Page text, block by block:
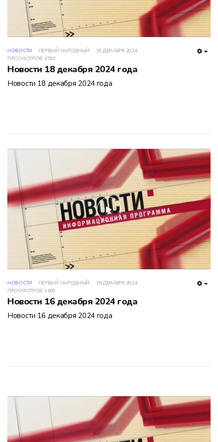
НОВОСТИ ПЕРВЫЙ НАРОДНЫЙ
18 ДЕКАБРЯ 2024
ПРОСМОТРОВ: 1593
Новости 18 декабря 2024 года
Новости 18 декабря 2024 года
play
НОВОСТИ ПЕРВЫЙ НАРОДНЫЙ
16 ДЕКАБРЯ 2024
ПРОСМОТРОВ: 1409
Новости 16 декабря 2024 года
Новости 16 декабря 2024 года